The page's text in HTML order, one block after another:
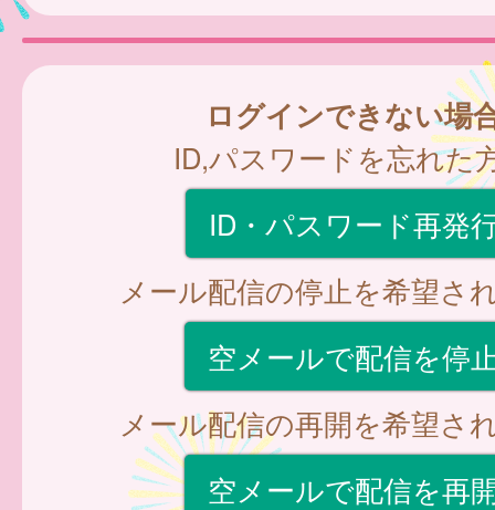
ログインできない場
ID,パスワードを忘れた
ID・パスワード再発
メール配信の停止を希望さ
空メールで配信を停
メール配信の再開を希望さ
空メールで配信を再